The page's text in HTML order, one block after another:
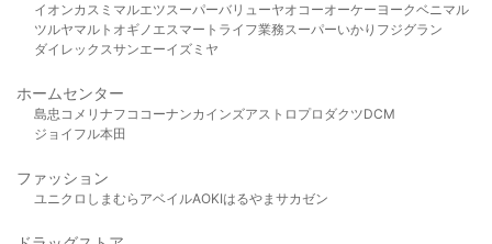
イオンカスミ マルエツスーパーバリューヤオコーオーケー ヨークベニマル
ツルヤマルト オギノ エスマート ライフ業務スーパーいかり フジグラン
ダイレックスサンエーイズミヤ
ホームセンター
島忠 コメリ ナフコ コーナンカインズアストロプロダクツDCM
ジョイフル本田
ファッション
ユニクロ しまむら アベイルAOKIはるやま サカゼン